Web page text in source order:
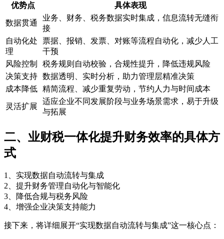
优势点 具体表现
数据贯通
业务、财务、税务数据实时集成，信息流转无缝衔
接
自动化处
理
票据、报销、发票、对账等流程自动化，减少人工
干预
风险控制
税务规则自动校验，合规性提升，降低违规风险
决策支持 数据透明、实时分析，助力管理层精准决策
成本降低 精简流程、减少重复劳动，节约人力与时间成本
灵活扩展
适应企业不同发展阶段与业务场景需求，易于升级
与拓展
二、业财税一体化提升财务效率的具体方
式
1、实现数据自动流转与集成
2、提升财务管理自动化与智能化
3、降低合规与税务风险
4、增强企业决策支持能力
接下来，将详细展开“实现数据自动流转与集成”这一核心点：